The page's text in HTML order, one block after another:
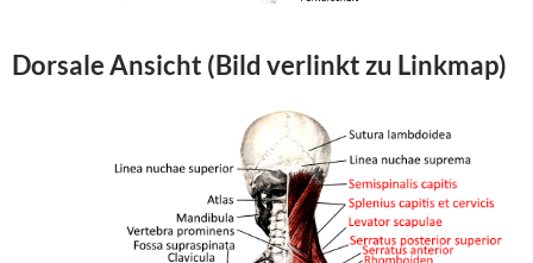
Dorsale Ansicht (Bild verlinkt zu Linkmap)